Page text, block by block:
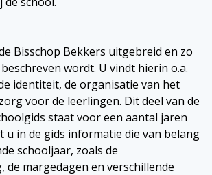
Bisschop Bekkers uitgebreid en zo
wordt. U vindt hierin o.a.
identiteit, de organisatie van het
voor de leerlingen. Dit deel van de
staat voor een aantal jaren
u in de gids informatie die van belang
schooljaar, zoals de
de margedagen en verschillende